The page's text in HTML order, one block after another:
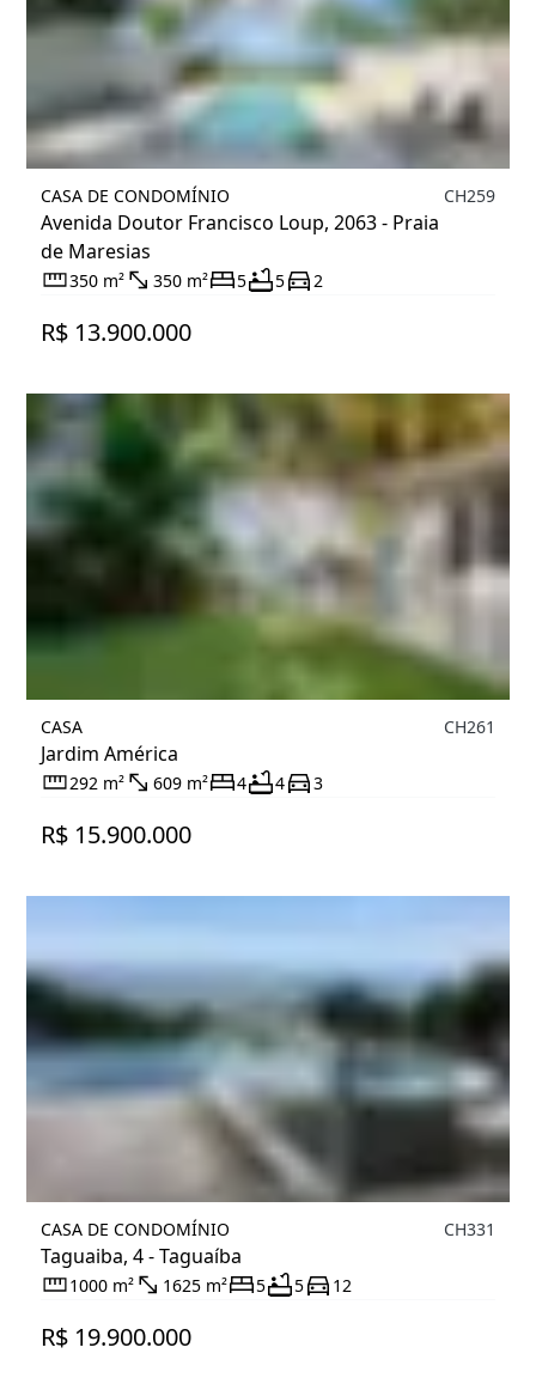
CASA DE CONDOMÍNIO
Avenida Doutor Francisco Loup, 2063 - Praia
de Maresias
CH259
350 m² 350 m² 5 5 2
R$ 13.900.000
CASA
Jardim América
CH261
292 m² 609 m² 4 4 3
R$ 15.900.000
CASA DE CONDOMÍNIO
Taguaiba, 4 - Taguaíba
CH331
1000 m² 1625 m² 5 5 12
R$ 19.900.000